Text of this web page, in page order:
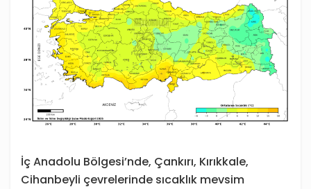
İç Anadolu Bölgesi’nde, Çankırı, Kırıkkale,
Cihanbeyli çevrelerinde sıcaklık mevsim